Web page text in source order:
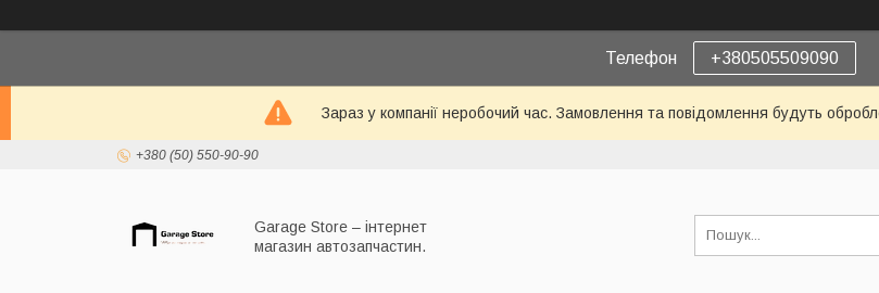
Телефон +380505509090
Зараз у компанії неробочий час. Замовлення та повідомлення будуть
+380 (50) 550-90-90
Garage Store – інтернет
магазин автозапчастин.